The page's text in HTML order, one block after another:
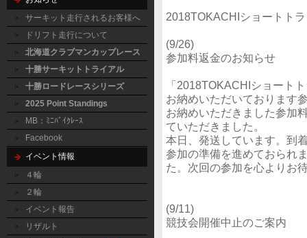
サーキット走行されるお客様へ
ドリフト走行について
北海道クラブマンカップレース
十勝サーキットトライアル
十勝ロードレースシリーズ
2025 Point Standings
MB：ﾐﾆﾊﾞｲｸﾚｰｽ
Facebook
イベント情報
４輪
２輪
イベント報告
リザルト
2018TOKACHIショートト
(9/26)
参加料返金のお知らせ
「2018TOKACHIショート
お納めいただいております
お納めいただきました参加
ていただきました。
本日、発送しています。到
参加の準備を進めておられ
た。次回の参加を心よりお
(9/11)
競技会開催中止のご案内